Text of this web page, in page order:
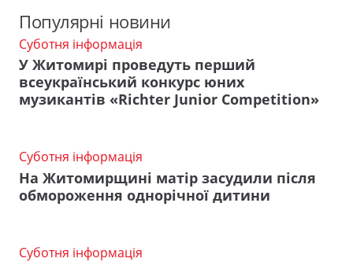
Популярні новини
Суботня інформація
У Житомирі проведуть перший
всеукраїнський конкурс юних
музикантів «Richter Junior Competition»
Суботня інформація
На Житомирщині матір засудили після
обмороження однорічної дитини
Суботня інформація